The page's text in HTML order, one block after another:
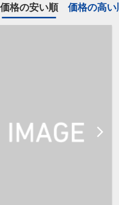
価格の安い順 価格の高い